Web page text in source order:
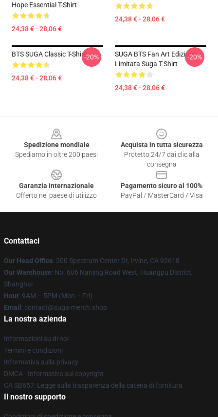
Hope Essential T-Shirt
24,38 € - 28,06 €
24,38 € - 28,06 €
BTS SUGA Classic T-Shirt
24,38 € - 28,06 €
-20%
SUGA BTS Fan Art Edizione
Limitata Suga T-Shirt
24,38 € - 28,06 €
-20%
Spedizione mondiale
Spediamo in oltre 200 paesi
Acquista in tutta sicurezza
Protetto 24/7 dai clic alla
consegna
Garanzia internazionale
Offerto nel paese di utilizzo
Pagamento sicuro al 100%
PayPal / MasterCard / Visa
Contattaci
Our Head Office: 200 Spectrum Center Dr, Irvine, CA 92618
Our Warehouse: No. 606 Nanjing Road West, Huangpu District,
Shanghai
Hour: 9AM – 5PM (Mon – Fri)
Email : contact@suga-merch.shop
La nostra azienda
Informazioni su di noi
Termini e condizioni
Informativa sulla privacy
DMCA - Informativa sul copyright
CA SB657: Legge sulla trasparenza della catena di fornitura
Il nostro supporto